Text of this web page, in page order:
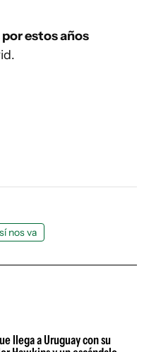
estos años
nos va
llega a Uruguay con su